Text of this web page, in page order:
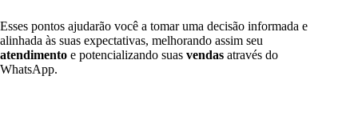
Esses pontos ajudarão você a tomar uma decisão informada e
alinhada às suas expectativas, melhorando assim seu
atendimento e potencializando suas vendas através do
WhatsApp.